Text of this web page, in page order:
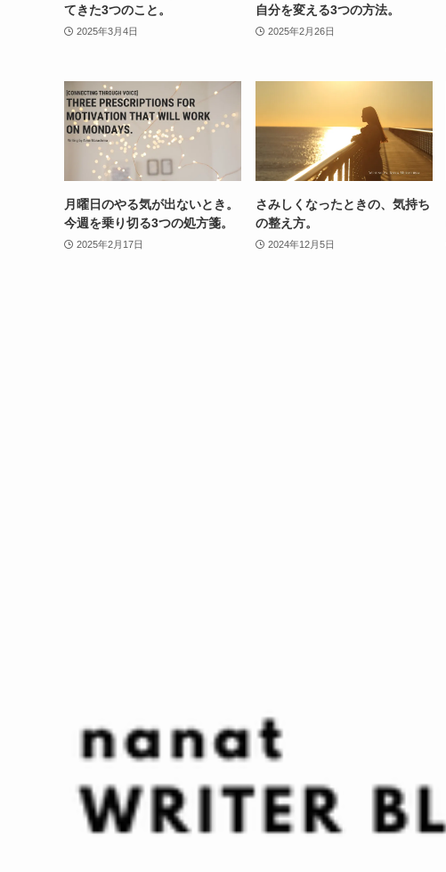
てきた3つのこと。
2025年3月4日
自分を変える3つの方法。
2025年2月26日
月曜日のやる気が出ないとき。
今週を乗り切る3つの処方箋。
2025年2月17日
さみしくなったときの、気持ち
の整え方。
2024年12月5日